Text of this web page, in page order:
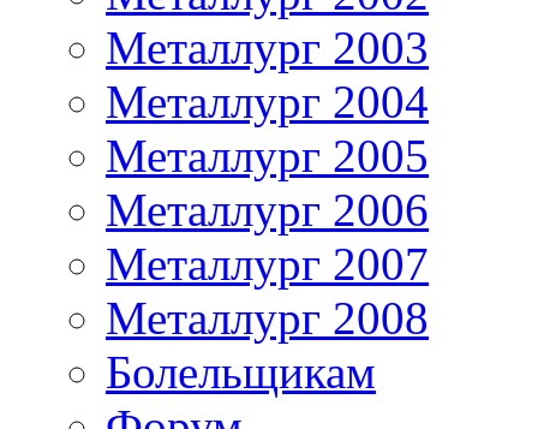
Металлург 2003
Металлург 2004
Металлург 2005
Металлург 2006
Металлург 2007
Металлург 2008
Болельщикам